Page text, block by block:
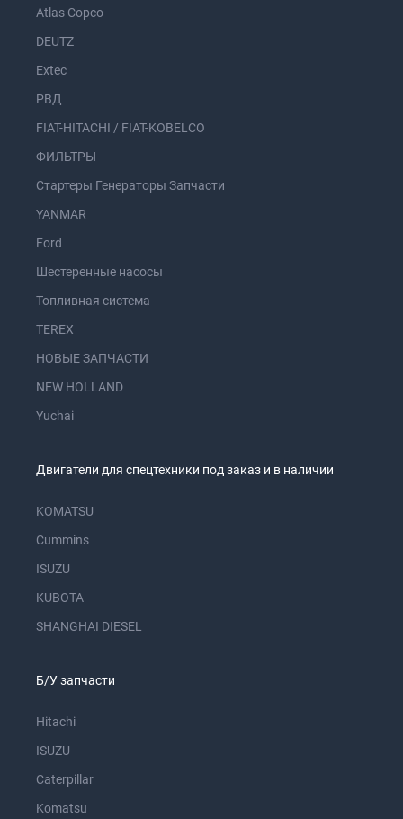
Atlas Copco
DEUTZ
Extec
РВД
FIAT-HITACHI / FIAT-KOBELCO
ФИЛЬТРЫ
Стартеры Генераторы Запчасти
YANMAR
Ford
Шестеренные насосы
Топливная система
TEREX
НОВЫЕ ЗАПЧАСТИ
NEW HOLLAND
Yuchai
Двигатели для спецтехники под заказ и в наличии
KOMATSU
Cummins
ISUZU
KUBOTA
SHANGHAI DIESEL
Б/У запчасти
Hitachi
ISUZU
Caterpillar
Komatsu